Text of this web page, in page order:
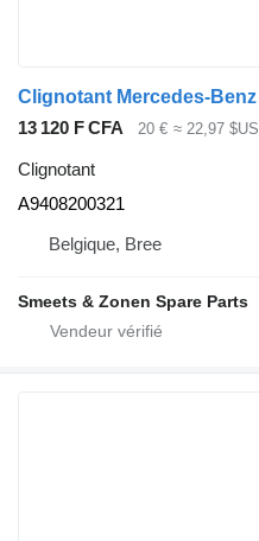
13 120 F CFA 20 € ≈ 22,97 $US
Clignotant
A9408200321
Belgique, Bree
Smeets & Zonen Spare Parts